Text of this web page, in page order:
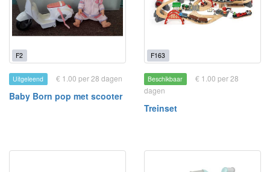
F2
Uitgeleend € 1.00 per 28 dagen
Baby Born pop met scooter
F163
Beschikbaar
€ 1.00 per 28
dagen
Treinset